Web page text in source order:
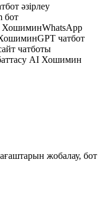
әзірлеу
бот
ХошиминWhatsApp
GPT чатбот
чатботы
AI Хошимин
жобалау, бот